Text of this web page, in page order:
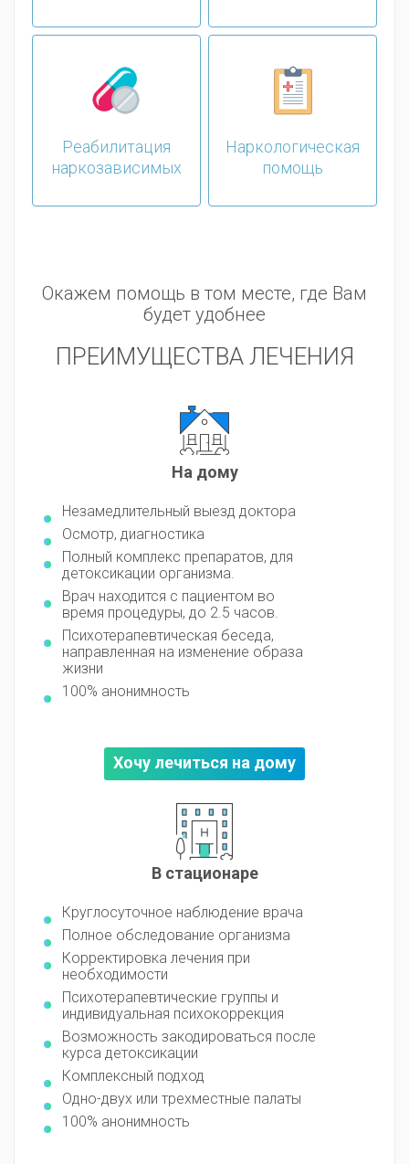
Реабилитация
наркозависимых
Наркологическая
помощь
Окажем помощь в том месте, где Вам
будет удобнее
ПРЕИМУЩЕСТВА ЛЕЧЕНИЯ
На дому
Незамедлительный выезд доктора
Осмотр, диагностика
Полный комплекс препаратов, для
детоксикации организма.
Врач находится с пациентом во
время процедуры, до 2.5 часов.
Психотерапевтическая беседа,
направленная на изменение образа
жизни
100% анонимность
Хочу лечиться на дому
В стационаре
Круглосуточное наблюдение врача
Полное обследование организма
Корректировка лечения при
необходимости
Психотерапевтические группы и
индивидуальная психокоррекция
Возможность закодироваться после
курса детоксикации
Комплексный подход
Одно-двух или трехместные палаты
100% анонимность